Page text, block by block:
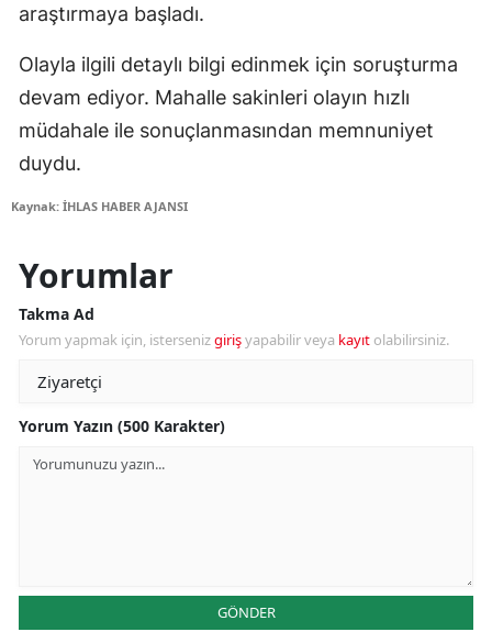
araştırmaya başladı.
Olayla ilgili detaylı bilgi edinmek için soruşturma
devam ediyor. Mahalle sakinleri olayın hızlı
müdahale ile sonuçlanmasından memnuniyet
duydu.
Kaynak: İHLAS HABER AJANSI
Yorumlar
Takma Ad
Yorum yapmak için, istersenizgirişyapabilir veya kayıt olabilirsiniz.
Yorum Yazın (500 Karakter)
GÖNDER